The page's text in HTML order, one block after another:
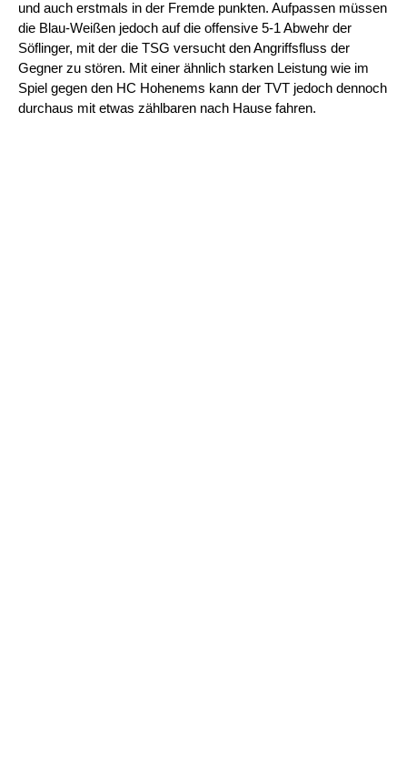
und auch erstmals in der Fremde punkten. Aufpassen müssen
die Blau-Weißen jedoch auf die offensive 5-1 Abwehr der
Söflinger, mit der die TSG versucht den Angriffsfluss der
Gegner zu stören. Mit einer ähnlich starken Leistung wie im
Spiel gegen den HC Hohenems kann der TVT jedoch dennoch
durchaus mit etwas zählbaren nach Hause fahren.